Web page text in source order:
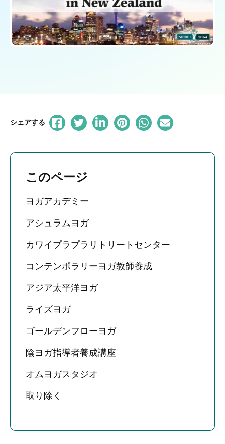
シェアする
このページ
ヨガアカデミー
アシュラムヨガ
カワイプラプラリトリートセンター
コンテンポラリーヨガ教師養成
アジア太平洋ヨガ
ライズヨガ
ゴールデンフローヨガ
陰ヨガ指導者養成講座
オムヨガスタジオ
取り除く